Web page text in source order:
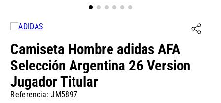
Camiseta Hombre adidas AFA
Selección Argentina 26 Version
Jugador Titular
Referencia:JM5897